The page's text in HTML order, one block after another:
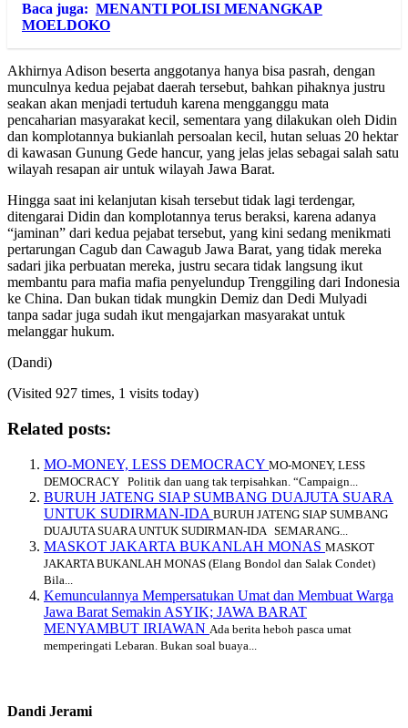
Baca juga: MENANTI POLISI MENANGKAP
MOELDOKO
Akhirnya Adison beserta anggotanya hanya bisa pasrah, dengan
munculnya kedua pejabat daerah tersebut, bahkan pihaknya justru
seakan akan menjadi tertuduh karena mengganggu mata
pencaharian masyarakat kecil, sementara yang dilakukan oleh Didin
dan komplotannya bukianlah persoalan kecil, hutan seluas 20 hektar
di kawasan Gunung Gede hancur, yang jelas jelas sebagai salah satu
wilayah resapan air untuk wilayah Jawa Barat.
Hingga saat ini kelanjutan kisah tersebut tidak lagi terdengar,
ditengarai Didin dan komplotannya terus beraksi, karena adanya
“jaminan” dari kedua pejabat tersebut, yang kini sedang menikmati
pertarungan Cagub dan Cawagub Jawa Barat, yang tidak mereka
sadari jika perbuatan mereka, justru secara tidak langsung ikut
membantu para mafia mafia penyelundup Trenggiling dari Indonesia
ke China. Dan bukan tidak mungkin Demiz dan Dedi Mulyadi
tanpa sadar juga sudah ikut mengajarkan masyarakat untuk
melanggar hukum.
(Dandi)
(Visited 927 times, 1 visits today)
Related posts:
MO-MONEY, LESS DEMOCRACY MO-MONEY, LESS
DEMOCRACY Politik dan uang tak terpisahkan. “Campaign...
BURUH JATENG SIAP SUMBANG DUAJUTA SUARA
UNTUK SUDIRMAN-IDA BURUH JATENG SIAP SUMBANG
DUAJUTA SUARA UNTUK SUDIRMAN-IDA SEMARANG...
MASKOT JAKARTA BUKANLAH MONAS MASKOT
JAKARTA BUKANLAH MONAS (Elang Bondol dan Salak Condet)
Bila...
Kemunculannya Mempersatukan Umat dan Membuat Warga
Jawa Barat Semakin ASYIK; JAWA BARAT
MENYAMBUT IRIAWAN Ada berita heboh pasca umat
memperingati Lebaran. Bukan soal buaya...
Dandi Jerami